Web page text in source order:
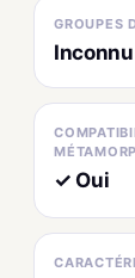
GROUPES
Inconnu
✓ Oui